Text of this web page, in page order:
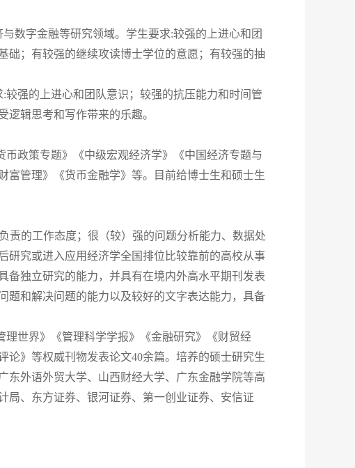
数字金融等研究领域。学生要求:较强的上进心和团
础；有较强的继续攻读博士学位的意愿；有较强的抽
强的上进心和团队意识；较强的抗压能力和时间管
辑思考和写作带来的乐趣。
政策专题》《中级宏观经济学》《中国经济专题与
富管理》《货币金融学》等。目前给博士生和硕士生
责的工作态度；很（较）强的问题分析能力、数据处
研究或进入应用经济学全国排位比较靠前的高校从事
备独立研究的能力，并具有在境内外高水平期刊发表
题和解决问题的能力以及较好的文字表达能力，具备
理世界》《管理科学学报》《金融研究》《财贸经
》等权威刊物发表论文40余篇。培养的硕士研究生
东外语外贸大学、山西财经大学、广东金融学院等高
局、东方证券、银河证券、第一创业证券、安信证